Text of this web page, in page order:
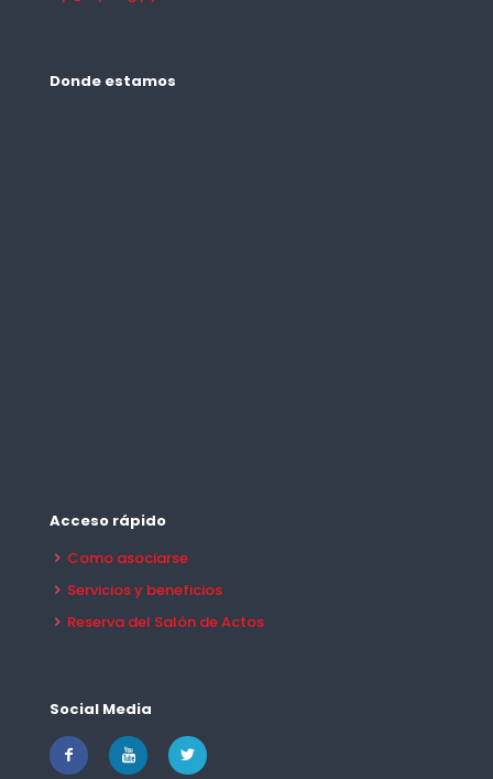
Donde estamos
Acceso rápido
Como asociarse
Servicios y beneficios
Reserva del Salón de Actos
Social Media